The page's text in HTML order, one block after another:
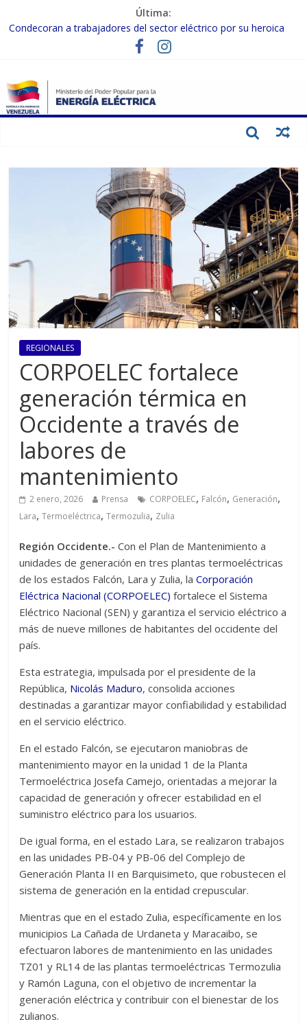
Última:
Condecoran a trabajadores del sector eléctrico por su heroica
labor tras el doble sismo del 24-J
Gobierno Nacional coordina acciones con el sector privado para
Inspeccionan trabajos de rehabilitación en instalaciones del SEN
en Carabobo
Gobierno Nacional activa plan preventivo para fortalecer el SEN
REGIONALES
CORPOELEC fortalece
generación térmica en
Occidente a través de
labores de
mantenimiento
2 enero, 2026 Prensa CORPOELEC, Falcón, Generación,
Lara,Termoeléctrica,Termozulia, Zulia
Región Occidente.- Con el Plan de Mantenimiento a
unidades de generación en tres plantas termoeléctricas
de los estados Falcón, Lara y Zulia, laCorporación
Eléctrica Nacional (CORPOELEC) fortalece el Sistema
Eléctrico Nacional (SEN) y garantiza el servicio eléctrico a
más de nueve millones de habitantes del occidente del
país.
Esta estrategia, impulsada por el presidente de la
República, Nicolás Maduro, consolida acciones
destinadas a garantizar mayor confiabilidad y estabilidad
en el servicio eléctrico.
En el estado Falcón, se ejecutaron maniobras de
mantenimiento mayor en la unidad 1 de la Planta
Termoeléctrica Josefa Camejo, orientadas a mejorar la
capacidad de generación y ofrecer estabilidad en el
suministro eléctrico para los usuarios.
De igual forma, en el estado Lara, se realizaron trabajos
en las unidades PB-04 y PB-06 del Complejo de
Generación Planta II en Barquisimeto, que robustecen el
sistema de generación en la entidad crepuscular.
Mientras que en el estado Zulia, específicamente en los
municipios La Cañada de Urdaneta y Maracaibo, se
efectuaron labores de mantenimiento en las unidades
TZ01 y RL14 de las plantas termoeléctricas Termozulia
y Ramón Laguna, con el objetivo de incrementar la
generación eléctrica y contribuir con el bienestar de los
zulianos.